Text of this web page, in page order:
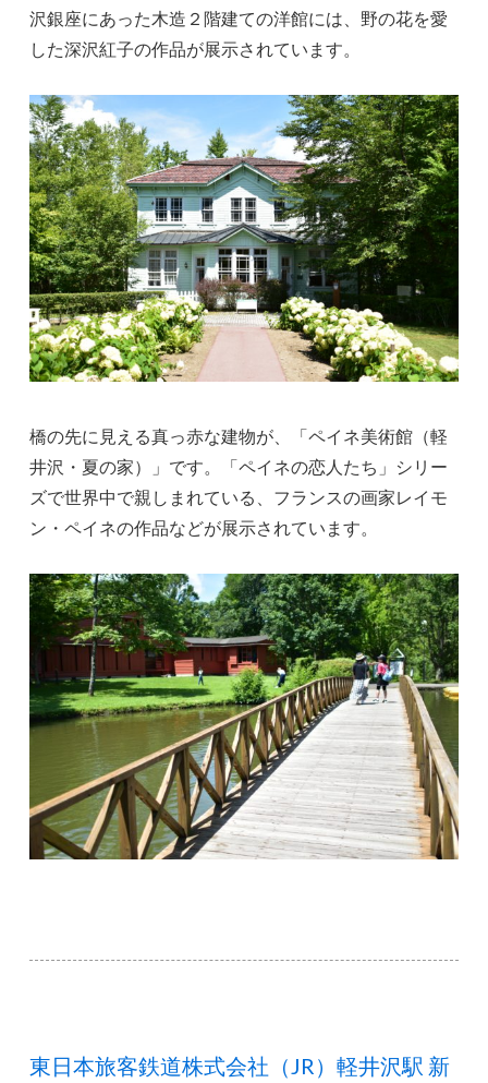
沢銀座にあった木造２階建ての洋館には、野の花を愛
した深沢紅子の作品が展示されています。
橋の先に見える真っ赤な建物が、「ペイネ美術館（軽
井沢・夏の家）」です。「ペイネの恋人たち」シリー
ズで世界中で親しまれている、フランスの画家レイモ
ン・ペイネの作品などが展示されています。
東日本旅客鉄道株式会社（JR）軽井沢駅 新